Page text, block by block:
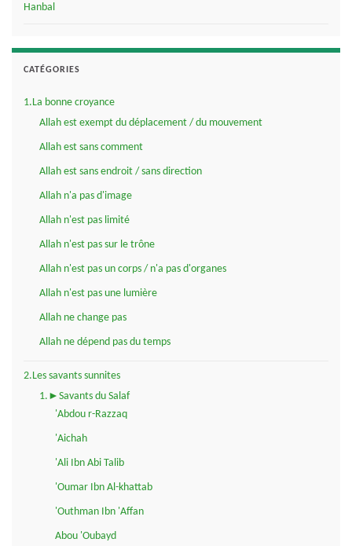
Hanbal
CATÉGORIES
1.La bonne croyance
Allah est exempt du déplacement / du mouvement
Allah est sans comment
Allah est sans endroit / sans direction
Allah n'a pas d'image
Allah n'est pas limité
Allah n'est pas sur le trône
Allah n'est pas un corps / n'a pas d'organes
Allah n'est pas une lumière
Allah ne change pas
Allah ne dépend pas du temps
2.Les savants sunnites
1.►Savants du Salaf
'Abdou r-Razzaq
'Aichah
'Ali Ibn Abi Talib
'Oumar Ibn Al-khattab
'Outhman Ibn 'Affan
Abou 'Oubayd